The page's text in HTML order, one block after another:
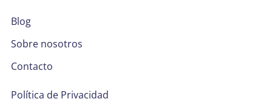
Blog
Sobre nosotros
Contacto
Política de Privacidad